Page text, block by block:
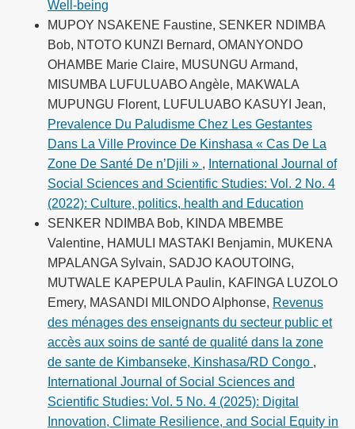
Well-being
MUPOY NSAKENE Faustine, SENKER NDIMBA
Bob, NTOTO KUNZI Bernard, OMANYONDO
OHAMBE Marie Claire, MUSUNGU Armand,
MISUMBA LUFULUABO Angèle, MAKWALA
MUPUNGU Florent, LUFULUABO KASUYI Jean,
Prevalence Du Paludisme Chez Les Gestantes
Dans La Ville Province De Kinshasa « Cas De La
Zone De Santé De n’Djili » , International Journal of
Social Sciences and Scientific Studies: Vol. 2 No. 4
(2022): Culture, politics, health and Education
SENKER NDIMBA Bob, KINDA MBEMBE
Valentine, HAMULI MASTAKI Benjamin, MUKENA
MPALANGA Sylvain, SADJO KAOUTOING,
MUTWALE KAPEPULA Paulin, KAFINGA LUZOLO
Emery, MASANDI MILONDO Alphonse, Revenus
des ménages des enseignants du secteur public et
accès aux soins de santé de qualité dans la zone
de sante de Kimbanseke, Kinshasa/RD Congo ,
International Journal of Social Sciences and
Scientific Studies: Vol. 5 No. 4 (2025): Digital
Innovation, Climate Resilience, and Social Equity in